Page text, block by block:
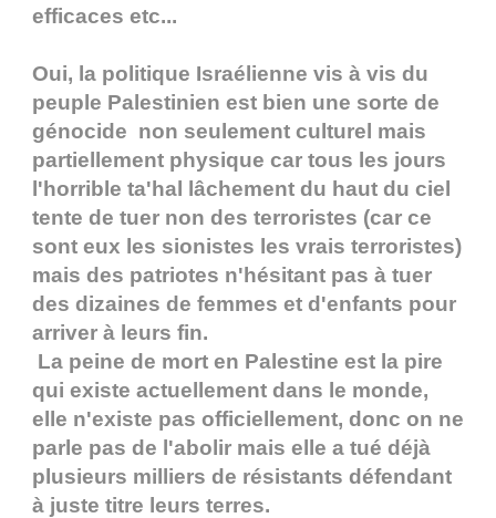
efficaces etc...
Oui, la politique Israélienne vis à vis du
peuple Palestinien est bien une sorte de
génocide non seulement culturel mais
partiellement physique car tous les jours
l'horrible ta'hal lâchement du haut du ciel
tente de tuer non des terroristes (car ce
sont eux les sionistes les vrais terroristes)
mais des patriotes n'hésitant pas à tuer
des dizaines de femmes et d'enfants pour
arriver à leurs fin.
La peine de mort en Palestine est la pire
qui existe actuellement dans le monde,
elle n'existe pas officiellement, donc on ne
parle pas de l'abolir mais elle a tué déjà
plusieurs milliers de résistants défendant
à juste titre leurs terres.